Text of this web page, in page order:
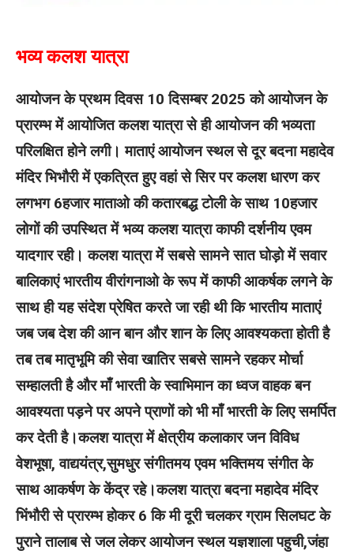
भव्य कलश यात्रा
आयोजन के प्रथम दिवस 10 दिसम्बर 2025 को आयोजन के
प्रारम्भ में आयोजित कलश यात्रा से ही आयोजन की भव्यता
परिलक्षित होने लगी। माताएं आयोजन स्थल से दूर बदना महादेव
मंदिर भिभौरी में एकत्रित हुए वहां से सिर पर कलश धारण कर
लगभग 6हजार माताओ की कतारबद्ध टोली के साथ 10हजार
लोगों की उपस्थित में भव्य कलश यात्रा काफी दर्शनीय एवम
यादगार रही। कलश यात्रा में सबसे सामने सात घोड़ो में सवार
बालिकाएं भारतीय वीरांगनाओ के रूप में काफी आकर्षक लगने के
साथ ही यह संदेश प्रेषित करते जा रही थी कि भारतीय माताएं
जब जब देश की आन बान और शान के लिए आवश्यकता होती है
तब तब मातृभूमि की सेवा खातिर सबसे सामने रहकर मोर्चा
सम्हालती है और माँ भारती के स्वाभिमान का ध्वज वाहक बन
आवश्यता पड़ने पर अपने प्राणों को भी माँ भारती के लिए समर्पित
कर देती है।कलश यात्रा में क्षेत्रीय कलाकार जन विविध
वेशभूषा, वाद्ययंत्र,सुमधुर संगीतमय एवम भक्तिमय संगीत के
साथ आकर्षण के केंद्र रहे।कलश यात्रा बदना महादेव मंदिर
भिंभौरी से प्रारम्भ होकर 6 कि मी दूरी चलकर ग्राम सिलघट के
पुराने तालाब से जल लेकर आयोजन स्थल यज्ञशाला पहुची,जंहा